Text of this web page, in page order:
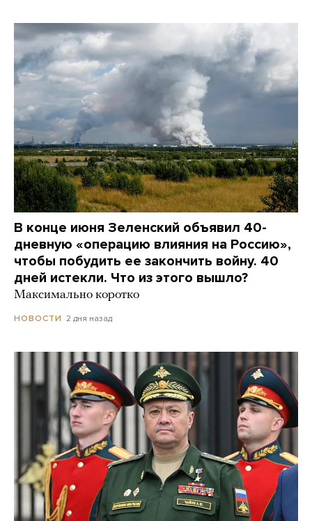
В конце июня Зеленский объявил 40-
дневную «операцию влияния на Россию»,
чтобы побудить ее закончить войну. 40
дней истекли. Что из этого вышло?
Максимально коротко
НОВОСТИ 2 дня назад